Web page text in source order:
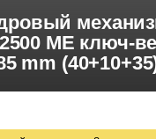
ME ключ-
mm